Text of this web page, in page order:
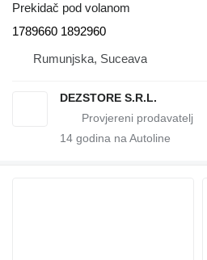
Prekidač pod volanom
1789660 1892960
Rumunjska, Suceava
DEZSTORE S.R.L.
14 godina na Autoline